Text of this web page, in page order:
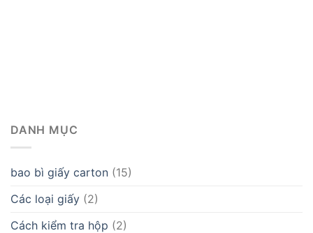
DANH MỤC
bao bì giấy carton (15)
Các loại giấy (2)
Cách kiểm tra hộp (2)